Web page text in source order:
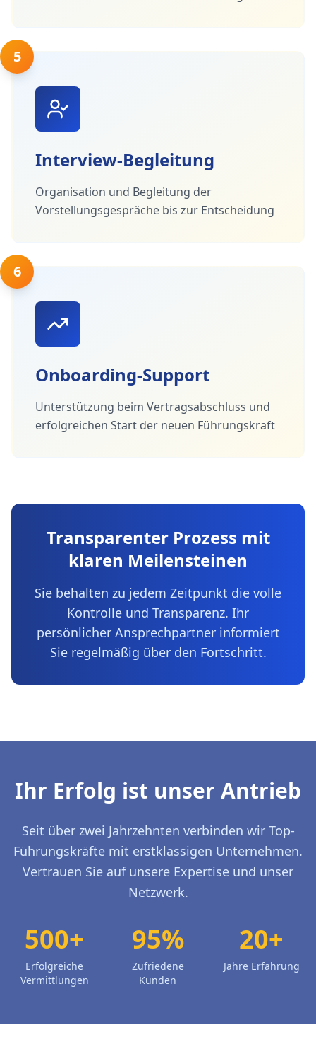
5
Interview-Begleitung
Organisation und Begleitung der
Vorstellungsgespräche bis zur Entscheidung
6
Onboarding-Support
Unterstützung beim Vertragsabschluss und
erfolgreichen Start der neuen Führungskraft
Transparenter Prozess mit
klaren Meilensteinen
Sie behalten zu jedem Zeitpunkt die volle
Kontrolle und Transparenz. Ihr
persönlicher Ansprechpartner informiert
Sie regelmäßig über den Fortschritt.
Ihr Erfolg ist unser Antrieb
Seit über zwei Jahrzehnten verbinden wir Top-
Führungskräfte mit erstklassigen Unternehmen.
Vertrauen Sie auf unsere Expertise und unser
Netzwerk.
500+
Erfolgreiche
Vermittlungen
95%
Zufriedene
Kunden
20+
Jahre Erfahrung